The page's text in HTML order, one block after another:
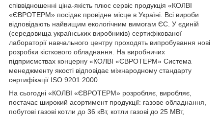
співвідношенні ціна-якість плюс сервіс продукція «КОЛВІ
«ЄВРОТЕРМ» посідає провідне місце в Україні. Всі вироби
відповідають найвищим екологічним вимогам ЄС. У єдиній
(середовища українських виробників) сертифікованої
лабораторії навчального центру проходять випробування нові
розробки кісткового обладнання. На виробничих
підприємствах концерну «КОЛВІ «ЄВРОТЕРМ» Система
менеджменту якості відповідає міжнародному стандарту
сертифікації ISO 9201:2000.
На сьогодні «КОЛВІ «ЄВРОТЕРМ» розробляє, виробляє,
постачає широкий асортимент продукції: газове обладнання,
побутові газові котли до 36 кВт, котли газові до 25 МВт,